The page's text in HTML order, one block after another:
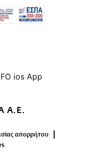
Α.Ε.
απορρήτου